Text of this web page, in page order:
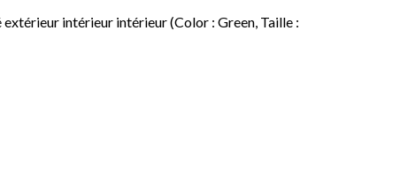
intérieur intérieur (Color : Green, Taille :